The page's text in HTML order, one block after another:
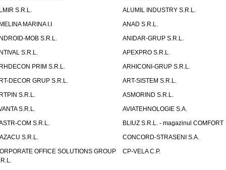
S.R.L.
ALUMIL INDUSTRY S.R.L.
MARINA I.I
ANAD S.R.L.
MOB S.R.L.
ANIDAR-GRUP S.R.L.
S.R.L.
APEXPRO S.R.L.
PRIM S.R.L.
ARHICONI-GRUP S.R.L.
DECOR GRUP S.R.L.
ART-SISTEM S.R.L.
S.R.L.
ASMORIND S.R.L.
S.R.L.
AVIATEHNOLOGIE S.A.
COM S.R.L.
BLIUZ S.R.L. - magazinul COMFORT
S.R.L.
CONCORD-STRASENI S.A.
OFFICE SOLUTIONS GROUP
CP-VELA C.P.